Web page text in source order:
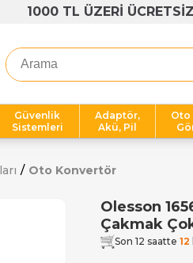
1000 TL ÜZERİ
Güvenlik
Sistemleri
Adaptör,
Akü, Pil
Oto
Oto Konvertör
Olesson
Çakmak
Son 12 saatte 12